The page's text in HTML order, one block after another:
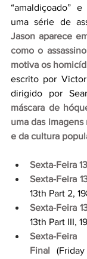
“amaldiçoado”
Jason aparece
como o
motiva os
escrito por
dirigido por
máscara de
uma das
e da cultura
Sexta-Feira 13
Sexta-Feira
13th Part 2,
Sexta-Feira
13th Part III,
Sexta-
Final